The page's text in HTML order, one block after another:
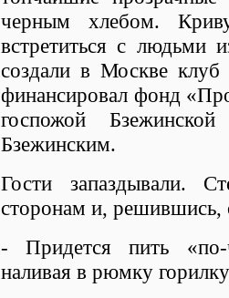
черным хлебом.
встретиться с людьми
создали в Москве клуб
финансировал фонд
госпожой
Бзежинским.
Гости запаздывали.
сторонам и, решившись,
- Придется пить
наливая в рюмку